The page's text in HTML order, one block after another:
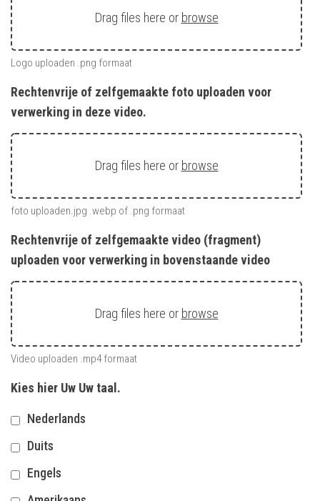
Drag files here or browse
Logo uploaden .png formaat
Rechtenvrije of zelfgemaakte foto uploaden voor
verwerking in deze video.
Drag files here or browse
foto uploaden.jpg .webp of .png formaat
Rechtenvrije of zelfgemaakte video (fragment)
uploaden voor verwerking in bovenstaande video
Drag files here or browse
Video uploaden .mp4 formaat
Kies hier Uw Uw taal.
Nederlands
Duits
Engels